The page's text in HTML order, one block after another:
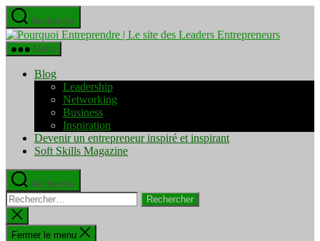
Aller
au
contenu
Recherche
Pourquoi
Menu
Blog
Leadership
Networking
Business
Inspiration
Devenir un entrepreneur inspiré et inspirant
Soft Skills Magazine
Recherche
Rechercher :
Fermer
la
recherche
Fermer le menu